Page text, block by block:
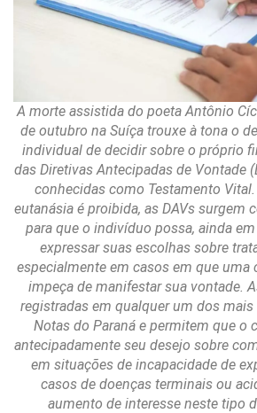
A morte assistida do poeta Antônio
de outubro na Suíça trouxe à tona o
individual de decidir sobre o próprio
das Diretivas Antecipadas de Vontade
conhecidas como Testamento
eutanásia é proibida, as DAVs surgem
para que o indivíduo possa, ainda
expressar suas escolhas sobre
especialmente em casos em que uma
impeça de manifestar sua vontade.
registradas em qualquer um dos
Notas do Paraná e permitem que o
antecipadamente seu desejo sobre
em situações de incapacidade de
casos de doenças terminais ou
aumento de interesse neste tipo